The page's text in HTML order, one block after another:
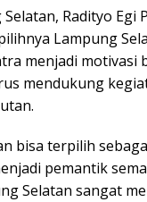
Radityo Egi
Lampung
menjadi motivasi
mendukung
bisa terpilih
pemantik
Selatan sangat